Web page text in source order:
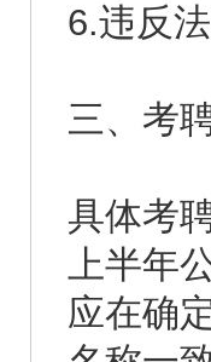
6.违反
三、考
具体考
上半年
应在确